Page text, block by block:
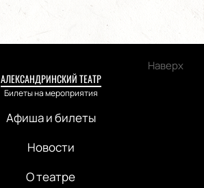
Наверх
АЛЕКСАНДРИНСКИЙ ТЕАТР
Билеты на мероприятия
Афиша и билеты
Новости
О театре